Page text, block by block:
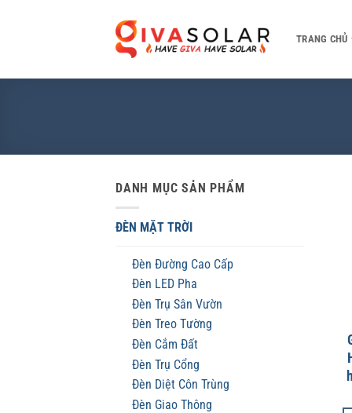
TRANG CHỦ
DANH MỤC SẢN PHẨM
ĐÈN MẶT TRỜI
Đèn Đường Cao Cấp
Đèn LED Pha
Đèn Trụ Sân Vườn
Đèn Treo Tường
Đèn Cắm Đất
Đèn Trụ Cổng
Đèn Diệt Côn Trùng
Đèn Giao Thông